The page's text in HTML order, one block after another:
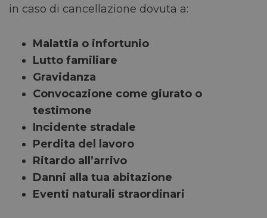
in caso di cancellazione dovuta a:
Malattia o infortunio
Lutto familiare
Gravidanza
Convocazione come giurato o
testimone
Incidente stradale
Perdita del lavoro
Ritardo all’arrivo
Danni alla tua abitazione
Eventi naturali straordinari